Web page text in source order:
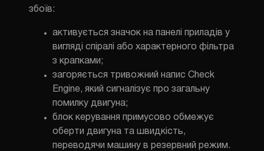
збоїв:
активується значок на панелі приладів у
вигляді спіралі або характерного фільтра
з крапками;
загоряється тривожний напис Check
Engine, який сигналізує про загальну
помилку двигуна;
блок керування примусово обмежує
оберти двигуна та швидкість,
переводячи машину в резервний режим.